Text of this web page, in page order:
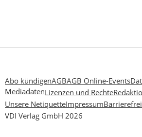
Abo kündigenAGBAGB Online-Events
MediadatenLizenzen und Rechte
Unsere NetiquetteImpressum
VDI Verlag GmbH 2026